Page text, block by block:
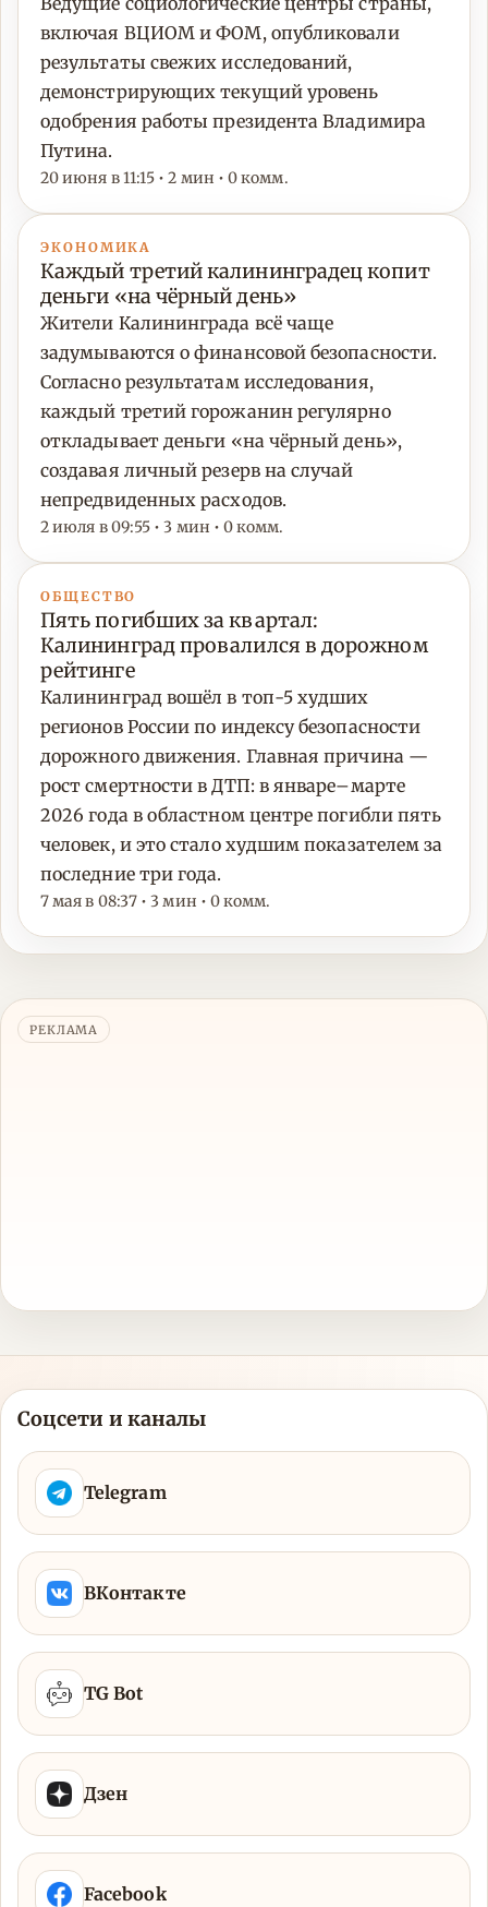
включая ВЦИОМ и ФОМ, опубликовали
результаты свежих исследований,
демонстрирующих текущий уровень
одобрения работы президента Владимира
Путина.
20 июня в 11:15 • 2 мин • 0 комм.
ЭКОНОМИКА
Каждый третий калининградец копит
деньги «на чёрный день»
Жители Калининграда всё чаще
задумываются о финансовой безопасности.
Согласно результатам исследования,
каждый третий горожанин регулярно
откладывает деньги «на чёрный день»,
создавая личный резерв на случай
непредвиденных расходов.
2 июля в 09:55 • 3 мин • 0 комм.
ОБЩЕСТВО
Пять погибших за квартал:
Калининград провалился в дорожном
рейтинге
Калининград вошёл в топ-5 худших
регионов России по индексу безопасности
дорожного движения. Главная причина —
рост смертности в ДТП: в январе–марте
2026 года в областном центре погибли пять
человек, и это стало худшим показателем за
последние три года.
7 мая в 08:37 • 3 мин • 0 комм.
РЕКЛАМА
Соцсети и каналы
Telegram
ВКонтакте
TG Bot
Дзен
Facebook